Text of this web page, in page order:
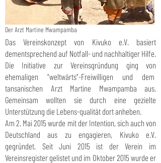
Der Arzt Martine Mwampamba
Das Vereinskonzept von Kivuko e.V. basiert
dementsprechend auf Notfall- und nachhaltiger Hilfe.
Die Initiative zur Vereinsgründung ging von
ehemaligen "weltwärts"-Freiwilligen und dem
tansanischen Arzt Martine Mwampamba aus.
Gemeinsam wollten sie durch eine gezielte
Unterstützung die Lebens-qualität dort anheben.
Am 2. Mai 2015 wurde mit der Intention, sich auch von
Deutschland aus zu engagieren, Kivuko e.V.
gegründet. Seit Juni 2015 ist der Verein im
Vereinsregister gelistet und im Oktober 2015 wurde er